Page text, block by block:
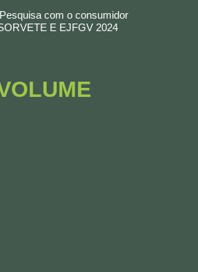
com o consumidor
E EJFGV 2024